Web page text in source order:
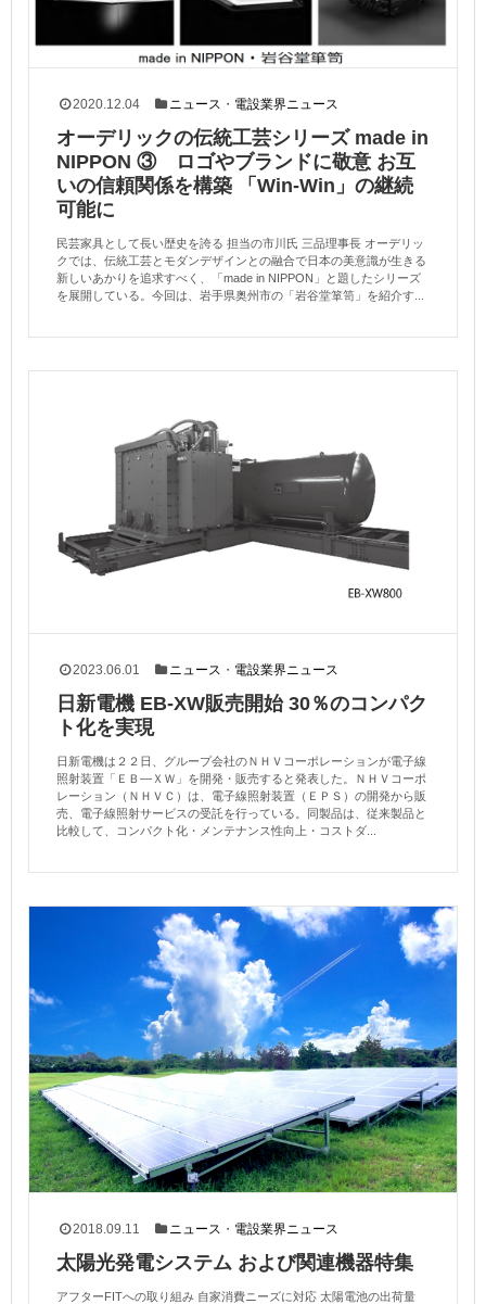
2020.12.04 ニュース ・ 電設業界ニュース
オーデリックの伝統工芸シリーズ made in
NIPPON ③ ロゴやブランドに敬意 お互
いの信頼関係を構築 「Win-Win」の継続
可能に
民芸家具として長い歴史を誇る 担当の市川氏 三品理事長 オーデリッ
クでは、伝統工芸とモダンデザインとの融合で日本の美意識が生きる
新しいあかりを追求すべく、「made in NIPPON」と題したシリーズ
を展開している。今回は、岩手県奥州市の「岩谷堂箪笥」を紹介す...
2023.06.01 ニュース ・ 電設業界ニュース
日新電機 EB-XW販売開始 30％のコンパク
ト化を実現
日新電機は２２日、グループ会社のＮＨＶコーポレーションが電子線
照射装置「ＥＢ—ＸＷ」を開発・販売すると発表した。ＮＨＶコーポ
レーション（ＮＨＶＣ）は、電子線照射装置（ＥＰＳ）の開発から販
売、電子線照射サービスの受託を行っている。同製品は、従来製品と
比較して、コンパクト化・メンテナンス性向上・コストダ...
2018.09.11 ニュース ・ 電設業界ニュース
太陽光発電システム および関連機器特集
アフターFITへの取り組み 自家消費ニーズに対応 太陽電池の出荷量